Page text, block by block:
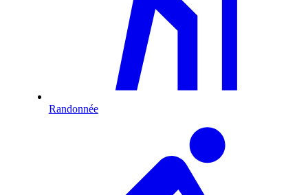
Randonnée